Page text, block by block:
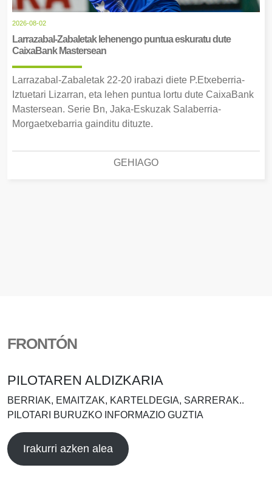
2026-08-02
Larrazabal-Zabaletak lehenengo puntua eskuratu dute
CaixaBank Mastersean
Larrazabal-Zabaletak 22-20 irabazi diete P.Etxeberria-
Iztuetari Lizarran, eta lehen puntua lortu dute CaixaBank
Mastersean. Serie Bn, Jaka-Eskuzak Salaberria-
Morgaetxebarria gainditu dituzte.
GEHIAGO
FRONTÓN
PILOTAREN ALDIZKARIA
BERRIAK, EMAITZAK, KARTELDEGIA, SARRERAK..
PILOTARI BURUZKO INFORMAZIO GUZTIA
Irakurri azken alea